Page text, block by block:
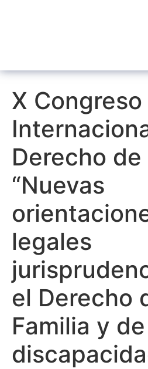
X Congreso
Derecho de
“Nuevas
legales
el Derecho
Familia y